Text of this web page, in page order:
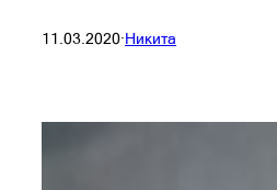
11.03.2020·Никита